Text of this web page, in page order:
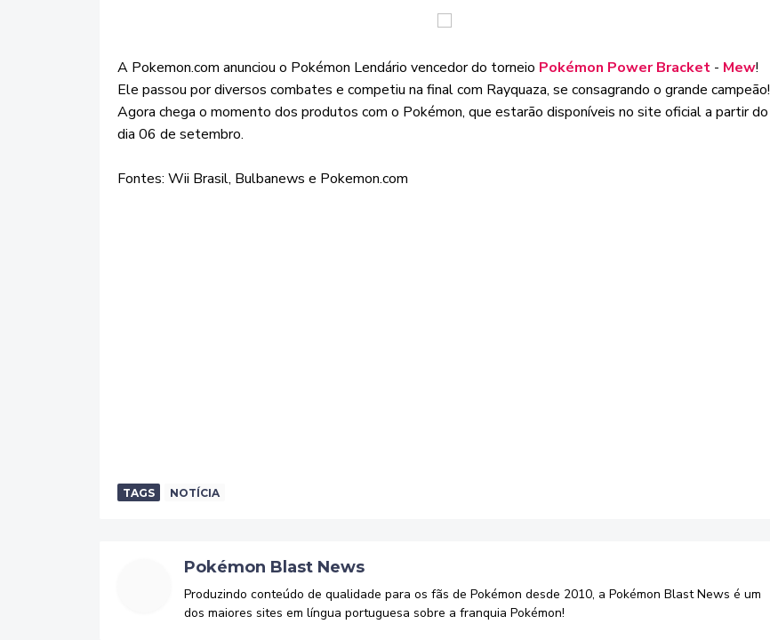
A Pokemon.com anunciou o Pokémon Lendário vencedor do torneio Pokémon Power Bracket - Mew!
Ele passou por diversos combates e competiu na final com Rayquaza, se consagrando o grande campeão!
Agora chega o momento dos produtos com o Pokémon, que estarão disponíveis no site oficial a partir do
dia 06 de setembro.
Fontes: Wii Brasil, Bulbanews e Pokemon.com
TAGS NOTÍCIA
Pokémon Blast News
Produzindo conteúdo de qualidade para os fãs de Pokémon desde 2010, a Pokémon Blast News é um
dos maiores sites em língua portuguesa sobre a franquia Pokémon!